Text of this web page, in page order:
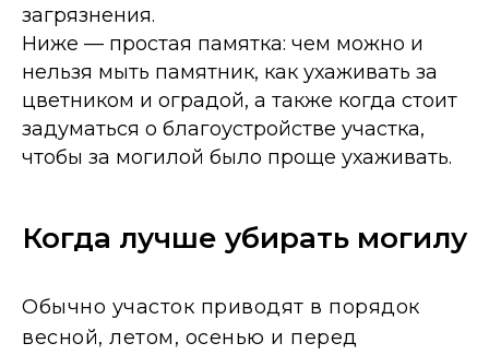
загрязнения.
Ниже — простая памятка: чем можно и
нельзя мыть памятник, как ухаживать за
цветником и оградой, а также когда стоит
задуматься о благоустройстве участка,
чтобы за могилой было проще ухаживать.
Когда лучше убирать могилу
Обычно участок приводят в порядок
весной, летом, осенью и перед